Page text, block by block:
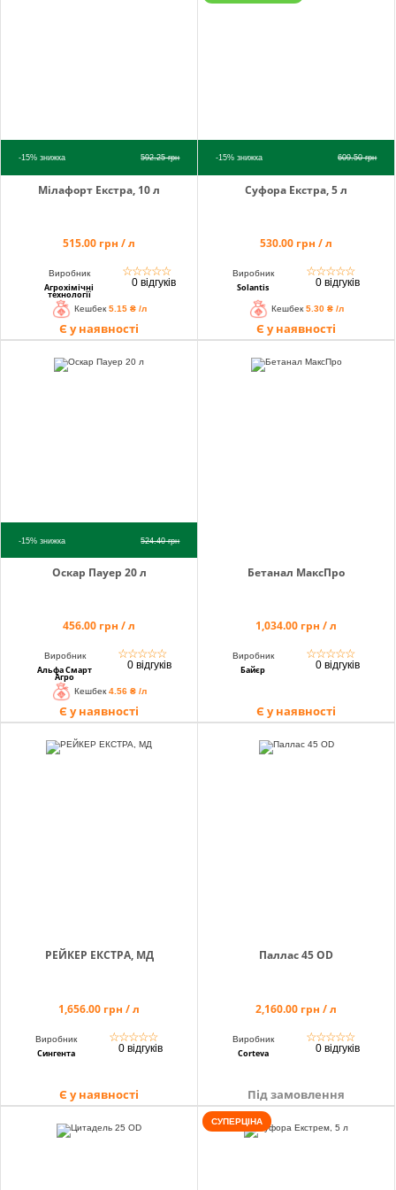
-15%знижка 592.25грн
Мілафорт Екстра, 10 л
515.00 грн / л
Виробник
Агрохімічні
технології
☆☆☆☆☆
0 відгуків
Кешбек 5.15 ₴ /л
Є у наявності
-15%знижка 609.50грн
Суфора Екстра, 5 л
530.00 грн / л
Виробник
Solantis
☆☆☆☆☆
0 відгуків
Кешбек 5.30 ₴ /л
Є у наявності
-15%знижка 524.40грн
Оскар Пауер 20 л
456.00 грн / л
Виробник
Альфа Смарт
Агро
☆☆☆☆☆
0 відгуків
Кешбек 4.56 ₴ /л
Є у наявності
Бетанал МаксПро
1,034.00 грн / л
Виробник
Байєр
☆☆☆☆☆
0 відгуків
Є у наявності
РЕЙКЕР ЕКСТРА, МД
1,656.00 грн / л
Виробник
Сингента
☆☆☆☆☆
0 відгуків
Є у наявності
Паллас 45 OD
2,160.00 грн / л
Виробник
Corteva
☆☆☆☆☆
0 відгуків
Під замовлення
СУПЕРЦІНА